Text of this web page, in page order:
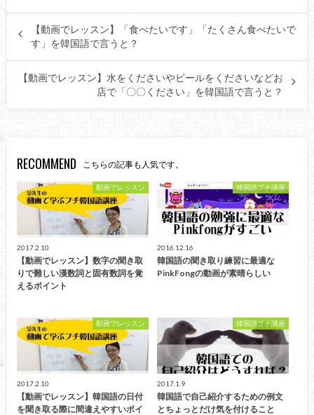
【動画でレッスン】「食べたいです」「たくさん食べたいで
す」を韓国語で言うと？
【動画でレッスン】水をくださいやビールをくださいなどお
店で「〇〇ください」を韓国語で言うと？
RECOMMEND こちらの記事も人気です。
動画でレッスン
2017.2.10
【動画でレッスン】数字の聞き取
りで難しい漢数詞と固有数詞を覚
えるポイント
韓国語プチ講座
2016.12.16
韓国語の聞き取り練習に最適な
PinkFongの動画が素晴らしい
動画でレッスン
2017.2.10
【動画でレッスン】韓国語の日付
を聞き取る際に間違えやすいポイ
韓国語プチ講座
2017.1.9
韓国語で自己紹介するための例文
とちょっとだけ気を付けること